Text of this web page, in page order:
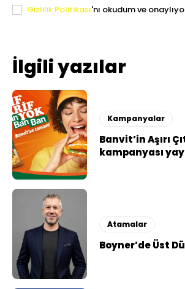
Gizlilik Politikası'nı okudum ve
İlgili yazılar
Kampanyalar
Banvit’in Aşırı
kampanyası
Atamalar
Boyner’de Üst